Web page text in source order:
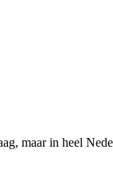
maar in heel